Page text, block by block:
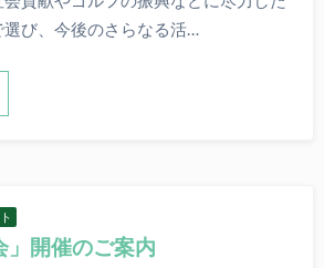
び、今後のさらなる活…
」開催のご案内